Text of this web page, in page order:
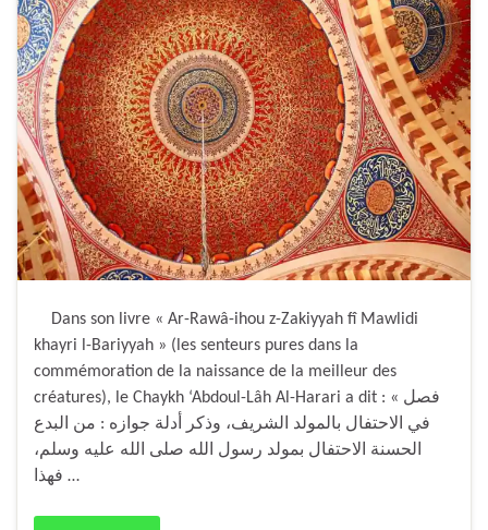
Dans son livre « Ar-Rawâ-ihou z-Zakiyyah fî Mawlidi
khayri l-Bariyyah » (les senteurs pures dans la
commémoration de la naissance de la meilleur des
créatures), le Chaykh ‘Abdoul-Lâh Al-Harari a dit : « فصل
في الاحتفال بالمولد الشريف، وذكر أدلة جوازه : من البدع
الحسنة الاحتفال بمولد رسول الله صلى الله عليه وسلم،
فهذا …